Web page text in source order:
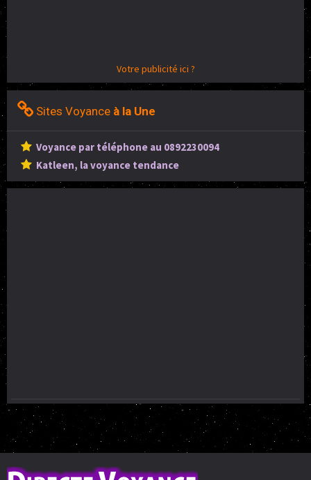
Votre publicité ici ?
Sites Voyance à la Une
Voyance par téléphone au 0892230094
Katleen, la voyance tendance